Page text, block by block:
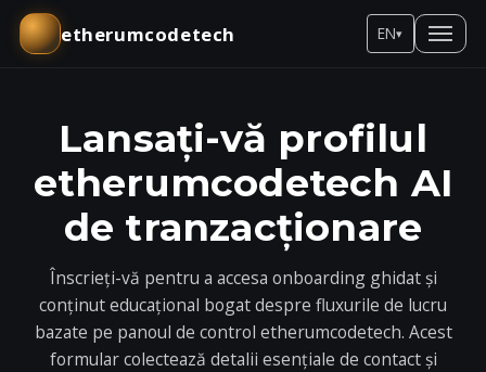
etherumcodetech EN▾
Lansați-vă profilul
etherumcodetech AI
de tranzacționare
Înscrieți-vă pentru a accesa onboarding ghidat și
conținut educațional bogat despre fluxurile de lucru
bazate pe panoul de control etherumcodetech. Acest
formular colectează detalii esențiale de contact și